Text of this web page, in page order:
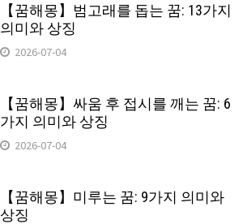
【꿈해몽】범고래를 돕는 꿈: 13가지
의미와 상징
2026-07-04
【꿈해몽】싸움 후 접시를 깨는 꿈: 6
가지 의미와 상징
2026-07-04
【꿈해몽】미루는 꿈: 9가지 의미와
상징